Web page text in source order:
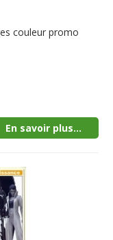
couleur promo
En savoir plus...